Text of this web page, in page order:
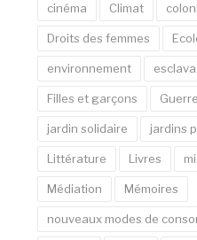
cinéma Climat
Droits des femmes
environnement
Filles et garçons Guerre
jardin solidaire jardins
Littérature Livres
Médiation Mémoires
nouveaux modes de